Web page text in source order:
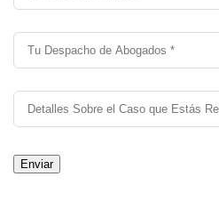
Enviar